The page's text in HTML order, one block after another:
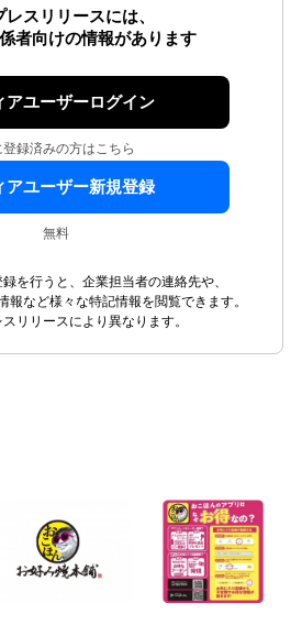
レスリリースには、
者向けの情報があります
アユーザーログイン
登録済みの方はこちら
アユーザー新規登録
無料
を行うと、企業担当者の連絡先や、
報など様々な特記情報を閲覧できます。
リリースにより異なります。